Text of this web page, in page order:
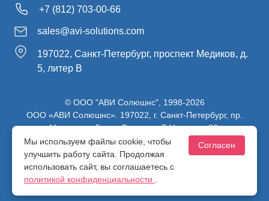
+7 (812) 703-00-66
sales@avi-solutions.com
197022, Санкт-Петербург, проспект Медиков, д.
5, литер В
© ООО "АВИ Солюшнс", 1998-2026
ООО «АВИ Солюшнс». 197022, г. Санкт-Петербург, пр.
Медиков, д.5, лит. В, ч. пом. 7-Н, ч. ком. 82.
ИНН 7813470830 / КПП 781301001 / ОГРН 1107847137980
Политика конфиденциальности
Мы используем файлы cookie, чтобы
улучшить работу сайта. Продолжая
использовать сайт, вы соглашаетесь с
политикой конфиденциальности
Согласен